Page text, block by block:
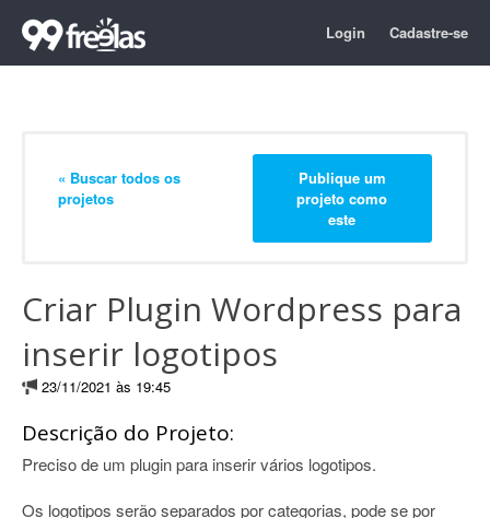
Login Cadastre-se
« Buscar todos os
projetos
Publique um
projeto como
este
Criar Plugin Wordpress para
inserir logotipos
23/11/2021 às 19:45
Descrição do Projeto:
Preciso de um plugin para inserir vários logotipos.
Os logotipos serão separados por categorias, pode se por